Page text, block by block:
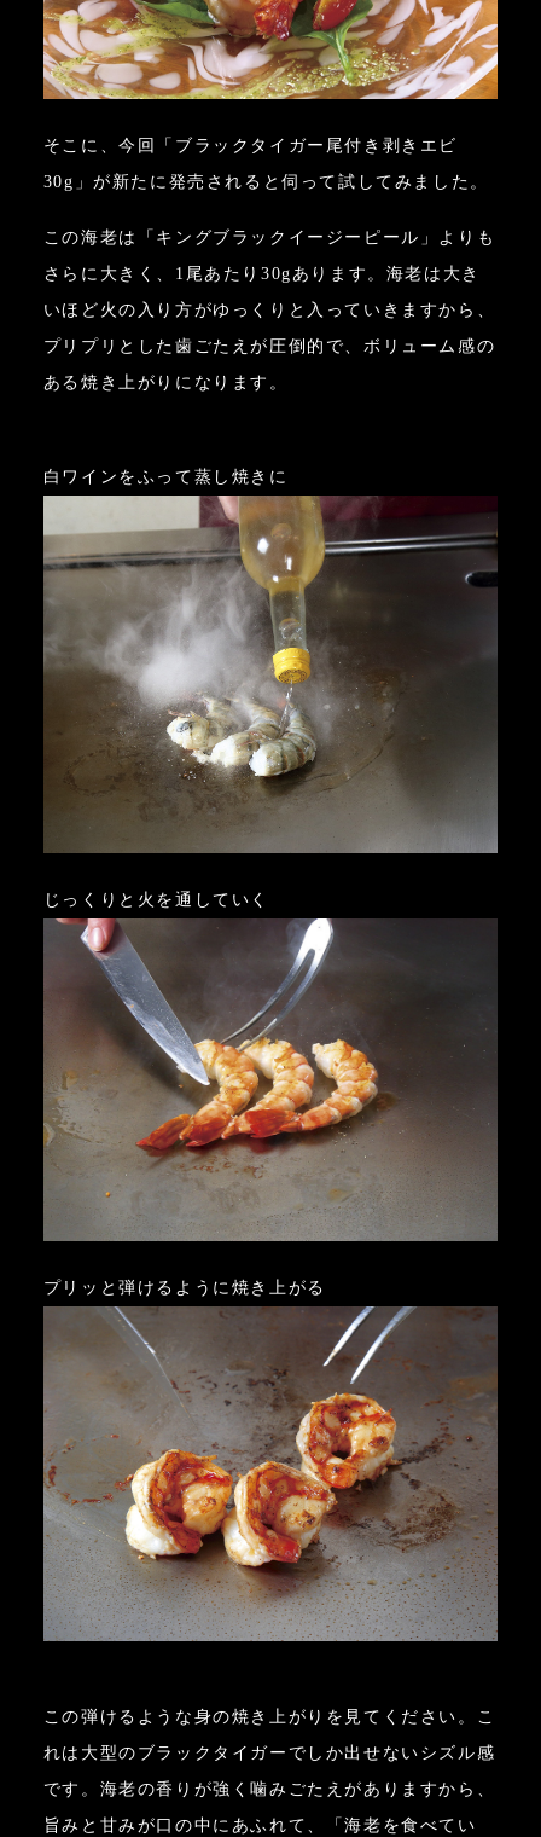
そこに、今回「ブラックタイガー尾付き剥きエビ
30g」が新たに発売されると伺って試してみました。
この海老は「キングブラックイージーピール」よりも
さらに大きく、1尾あたり30gあります。海老は大き
いほど火の入り方がゆっくりと入っていきますから、
プリプリとした歯ごたえが圧倒的で、ボリューム感の
ある焼き上がりになります。
白ワインをふって蒸し焼きに
じっくりと火を通していく
プリッと弾けるように焼き上がる
この弾けるような身の焼き上がりを見てください。こ
れは大型のブラックタイガーでしか出せないシズル感
です。海老の香りが強く噛みごたえがありますから、
旨みと甘みが口の中にあふれて、「海老を食べてい